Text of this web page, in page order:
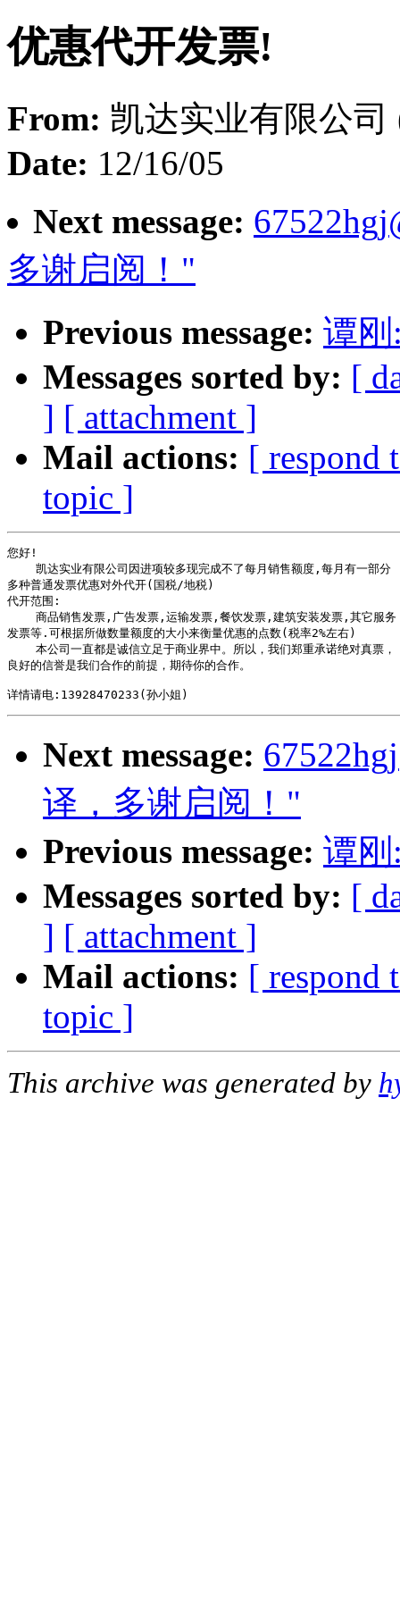
优惠代开发票!
From: 凯达实业有限公司
Date: 12/16/05
Next message:
多谢启阅！"
Previous message: 谭
Messages sorted by: [
] [ attachment ]
Mail actions: [ respond
topic ]
您好!
    凯达实业有限公司因进项较多现完成不了每月销售额度,每月有一部分
多种普通发票优惠对外代开(国税/地税)
代开范围:
    商品销售发票,广告发票,运输发票,餐饮发票,建筑安装发票,其它服务
发票等.可根据所做数量额度的大小来衡量优惠的点数(税率2%左右)
    本公司一直都是诚信立足于商业界中。所以，我们郑重承诺绝对真票，
良好的信誉是我们合作的前提，期待你的合作。
Next message:
译，多谢启阅！"
Previous message: 谭
Messages sorted by: [
] [ attachment ]
Mail actions: [ respond
topic ]
This archive was generated by